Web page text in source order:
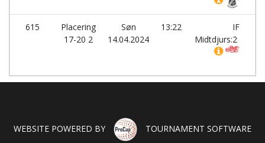
615
Placering
17-20 2
Søn
14.04.2024
13:22
IF
Midtdjurs:2
WEBSITE POWERED BY TOURNAMENT SOFTWARE